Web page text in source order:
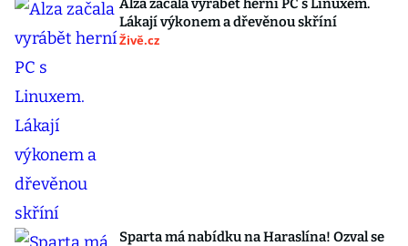
Alza začala vyrábět herní PC s Linuxem.
Lákají výkonem a dřevěnou skříní
Živě.cz
Sparta má nabídku na Haraslína! Ozval se